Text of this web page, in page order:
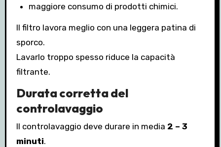
maggiore consumo di prodotti chimici.
Il filtro lavora meglio con una leggera patina di
sporco.
Lavarlo troppo spesso riduce la capacità
filtrante.
Durata corretta del
controlavaggio
Il controlavaggio deve durare in media 2 – 3
minuti.